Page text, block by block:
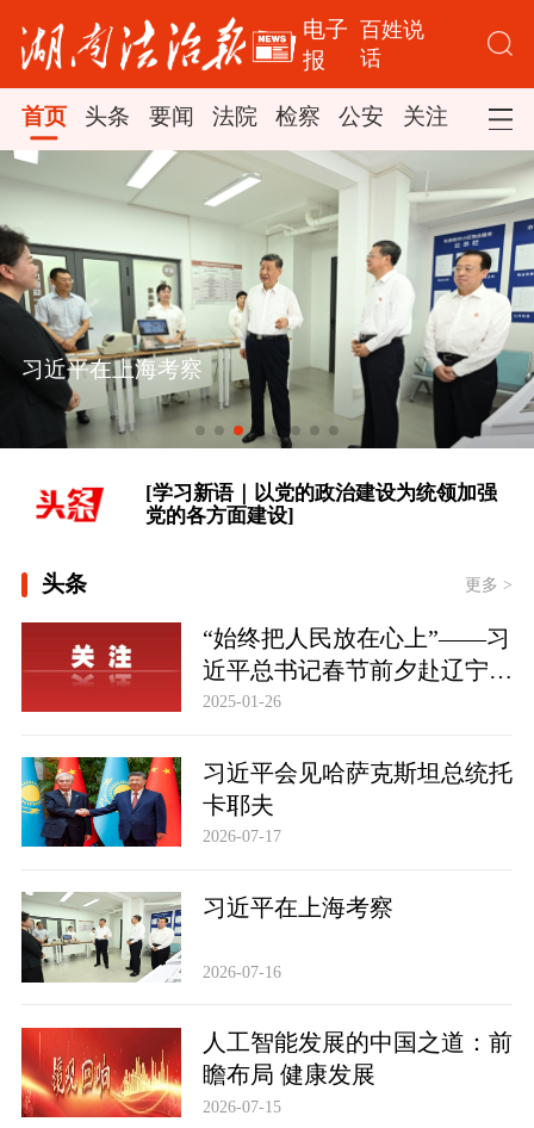
电子
报
百姓说
话
首页 头条 要闻 法院 检察 公安 关注 司法
习近平在上海考察[学习·知行丨“敦煌，我心向往之”]
时政新闻眼丨从四个维度读懂今年以来
中国元首外交
[学习新语｜以党的政治建设为统领加强
党的各方面建设]
时政新闻眼丨从四个维度读懂今年以来
中国元首外交
头条 更多 >
“始终把人民放在心上”——习
近平总书记春节前夕赴辽宁看
望慰问基层干部群众纪实
2025-01-26
习近平会见哈萨克斯坦总统托
卡耶夫
2026-07-17
习近平在上海考察
2026-07-16
人工智能发展的中国之道：前
瞻布局 健康发展
2026-07-15